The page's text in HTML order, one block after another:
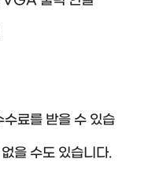
료를 받을 수 있습
을 수도 있습니다.